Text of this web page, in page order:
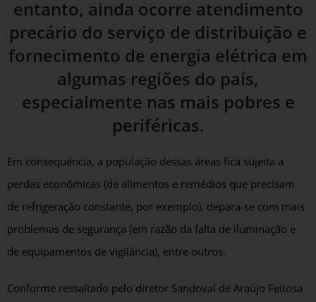
entanto, ainda ocorre atendimento
precário do serviço de distribuição e
fornecimento de energia elétrica em
algumas regiões do país,
especialmente nas mais pobres e
periféricas.
Em consequência, a população dessas áreas fica sujeita a
perdas econômicas (de alimentos e remédios que precisam
de refrigeração constante, por exemplo), depara-se com mais
problemas de segurança (em razão da falta de iluminação e
de equipamentos de vigilância), entre outros.
Conforme ressaltado pelo diretor Sandoval de Araújo Feitosa